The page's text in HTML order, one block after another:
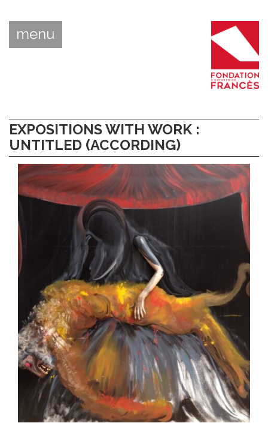
menu
EXPOSITIONS WITH WORK :
UNTITLED (ACCORDING)